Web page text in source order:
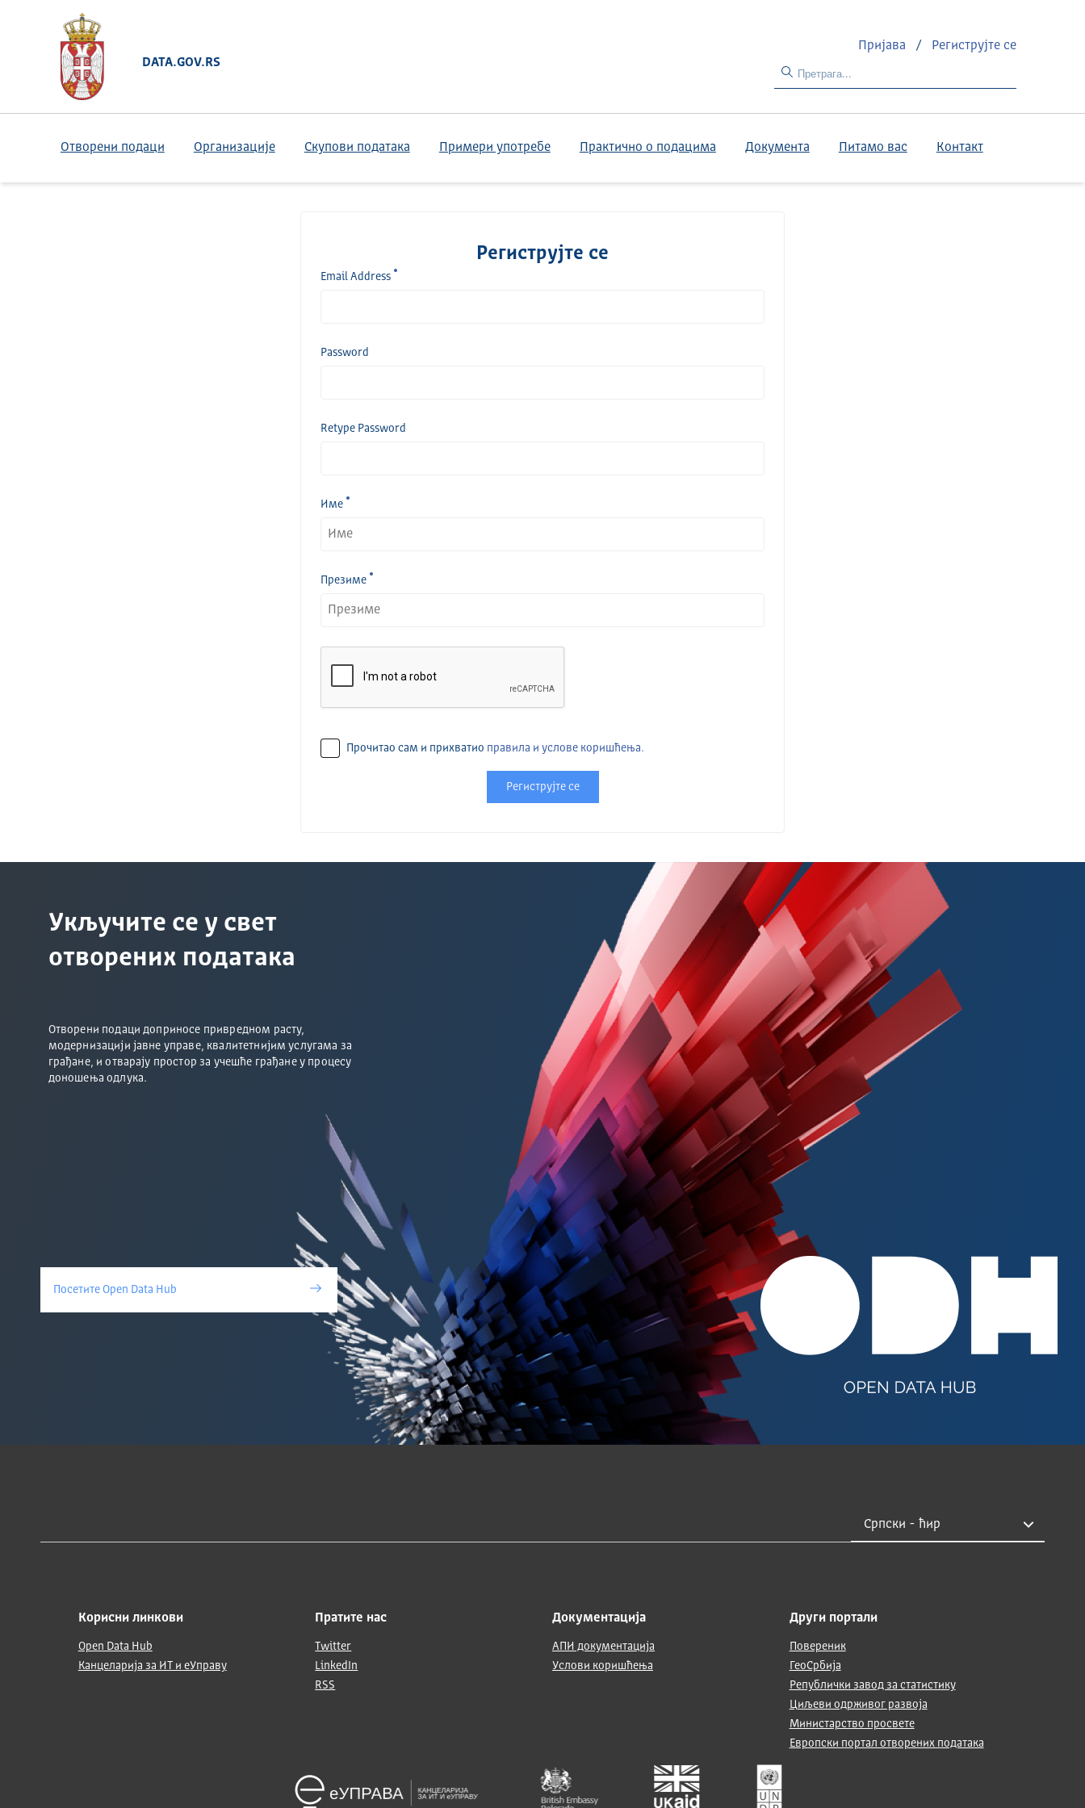
DATA.GOV.RS
Пријава / Региструјте се
Отворени подаци Организације Скупови података Примери употребе Практично о подацима Документа Питамо вас Контакт
Региструјте се
Email Address
Password
Retype Password
Име
Презиме
Прочитао сам и прихватио правила и услове коришћења.
Региструјте се
Укључите се у свет
отворених података
Отворени подаци доприносе привредном расту,
модернизацији јавне управе, квалитетнијим услугама за
грађане, и отварају простор за учешће грађане у процесу
доношења одлука.
Посетите Open Data Hub
Корисни линкови
Open Data Hub
Канцеларија за ИТ и еУправу
Пратите нас
Twitter
LinkedIn
RSS
Документација
АПИ документација
Услови коришћења
Други портали
Повереник
ГеоСрбија
Републички завод за статистику
Циљеви одрживог развоја
Министарство просвете
Европски портал отворених података